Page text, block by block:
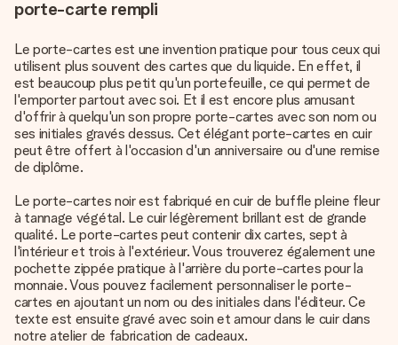
porte-carte rempli
Le porte-cartes est une invention pratique pour tous ceux qui
utilisent plus souvent des cartes que du liquide. En effet, il
est beaucoup plus petit qu'un portefeuille, ce qui permet de
l'emporter partout avec soi. Et il est encore plus amusant
d'offrir à quelqu'un son propre porte-cartes avec son nom ou
ses initiales gravés dessus. Cet élégant porte-cartes en cuir
peut être offert à l'occasion d'un anniversaire ou d'une remise
de diplôme.
Le porte-cartes noir est fabriqué en cuir de buffle pleine fleur
à tannage végétal. Le cuir légèrement brillant est de grande
qualité. Le porte-cartes peut contenir dix cartes, sept à
l'intérieur et trois à l'extérieur. Vous trouverez également une
pochette zippée pratique à l'arrière du porte-cartes pour la
monnaie. Vous pouvez facilement personnaliser le porte-
cartes en ajoutant un nom ou des initiales dans l'éditeur. Ce
texte est ensuite gravé avec soin et amour dans le cuir dans
notre atelier de fabrication de cadeaux.